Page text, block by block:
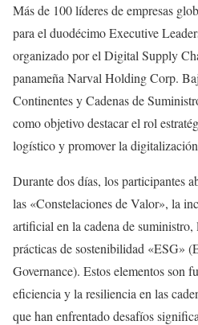
Más de 100 líderes de empresas
para el duodécimo Executive
organizado por el Digital Supply
panameña Narval Holding Corp.
Continentes y Cadenas de
como objetivo destacar el rol
logístico y promover la
Durante dos días, los participantes
las «Constelaciones de Valor», la
artificial en la cadena de
prácticas de sostenibilidad «ESG»
Governance). Estos elementos son
eficiencia y la resiliencia en las
que han enfrentado desafíos